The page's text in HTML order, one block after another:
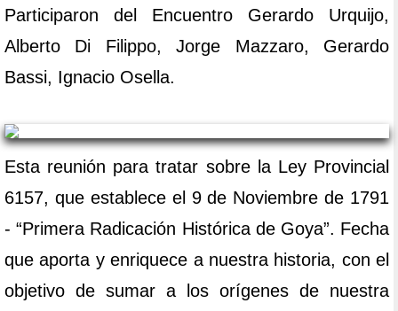
Participaron del Encuentro Gerardo Urquijo,
Alberto Di Filippo, Jorge Mazzaro, Gerardo
Bassi, Ignacio Osella.
Esta reunión para tratar sobre la Ley Provincial
6157, que establece el 9 de Noviembre de 1791
- “Primera Radicación Histórica de Goya”. Fecha
que aporta y enriquece a nuestra historia, con el
objetivo de sumar a los orígenes de nuestra